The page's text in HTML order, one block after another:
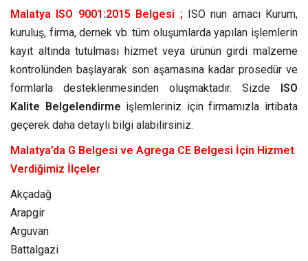
Malatya ISO 9001:2015 Belgesi ; ISO nun amacı Kurum,
kuruluş, firma, dernek vb. tüm oluşumlarda yapılan işlemlerin
kayıt altında tutulması hizmet veya ürünün girdi malzeme
kontrolünden başlayarak son aşamasına kadar prosedür ve
formlarla desteklenmesinden oluşmaktadır. Sizde
ISO
Kalite Belgelendirme işlemleriniz için firmamızla irtibata
geçerek daha detaylı bilgi alabilirsiniz.
Malatya’da G Belgesi ve Agrega CE Belgesi İçin Hizmet
Verdiğimiz İlçeler
Akçadağ
Arapgir
Arguvan
Battalgazi